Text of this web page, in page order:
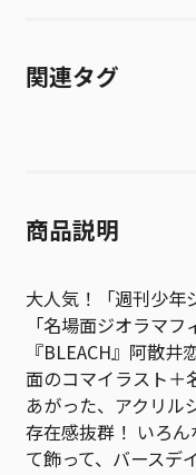
関連タグ
商品説明
大人気！「週刊少年
「名場面ジオラマ
『BLEACH』阿散
面のコマイラスト＋
あがった、アクリル
存在感抜群！ いろ
て飾って、バースデ